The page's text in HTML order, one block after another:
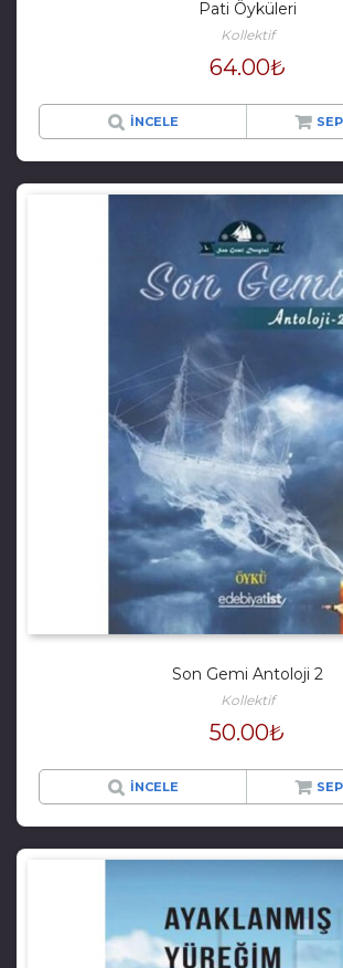
Pati Öyküleri
Kollektif
64.00₺
İNCELE
Son Gemi Antoloji 2
Kollektif
50.00₺
İNCELE